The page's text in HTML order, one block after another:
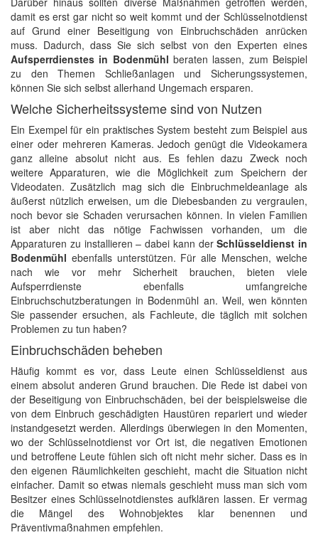
damit es erst gar nicht so weit kommt und der Schlüsselnotdienst
auf Grund einer Beseitigung von Einbruchschäden anrücken
muss. Dadurch, dass Sie sich selbst von den Experten eines
Aufsperrdienstes in Bodenmühl beraten lassen, zum Beispiel
zu den Themen Schließanlagen und Sicherungssystemen,
können Sie sich selbst allerhand Ungemach ersparen.
Welche Sicherheitssysteme sind von Nutzen
Ein Exempel für ein praktisches System besteht zum Beispiel aus
einer oder mehreren Kameras. Jedoch genügt die Videokamera
ganz alleine absolut nicht aus. Es fehlen dazu Zweck noch
weitere Apparaturen, wie die Möglichkeit zum Speichern der
Videodaten. Zusätzlich mag sich die Einbruchmeldeanlage als
äußerst nützlich erweisen, um die Diebesbanden zu vergraulen,
noch bevor sie Schaden verursachen können. In vielen Familien
ist aber nicht das nötige Fachwissen vorhanden, um die
Apparaturen zu installieren – dabei kann derSchlüsseldienst in
Bodenmühl ebenfalls unterstützen. Für alle Menschen, welche
nach wie vor mehr Sicherheit brauchen, bieten viele
Aufsperrdienste ebenfalls umfangreiche
Einbruchschutzberatungen in Bodenmühl an. Weil, wen könnten
Sie passender ersuchen, als Fachleute, die täglich mit solchen
Problemen zu tun haben?
Einbruchschäden beheben
Häufig kommt es vor, dass Leute einen Schlüsseldienst aus
einem absolut anderen Grund brauchen. Die Rede ist dabei von
der Beseitigung von Einbruchschäden, bei der beispielsweise die
von dem Einbruch geschädigten Haustüren repariert und wieder
instandgesetzt werden. Allerdings überwiegen in den Momenten,
wo der Schlüsselnotdienst vor Ort ist, die negativen Emotionen
und betroffene Leute fühlen sich oft nicht mehr sicher. Dass es in
den eigenen Räumlichkeiten geschieht, macht die Situation nicht
einfacher. Damit so etwas niemals geschieht muss man sich vom
Besitzer eines Schlüsselnotdienstes aufklären lassen. Er vermag
die Mängel des Wohnobjektes klar benennen und
Präventivmaßnahmen empfehlen.